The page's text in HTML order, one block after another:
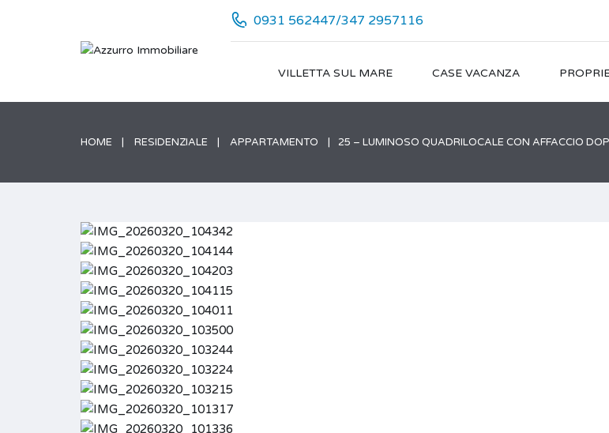
0931 562447/347 2957116
VILLETTA SUL MARE CASE VACANZA
HOME RESIDENZIALE APPARTAMENTO 25 – LUMINOSO QUADRILOCALE CON AFFACCIO